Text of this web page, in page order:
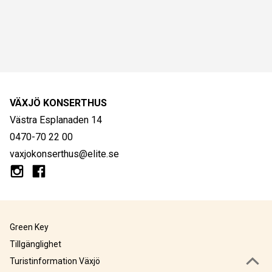
VÄXJÖ KONSERTHUS
Västra Esplanaden 14
0470-70 22 00
vaxjokonserthus@elite.se
Green Key
Tillgänglighet
Turistinformation Växjö